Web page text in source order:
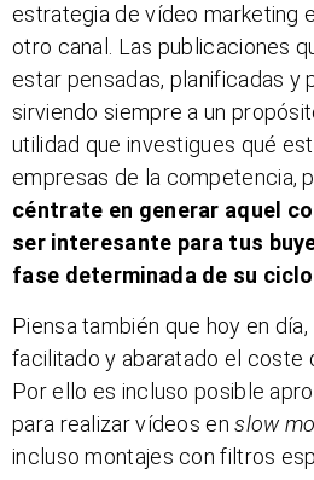
estrategia de vídeo marketing
otro canal. Las publicaciones
estar pensadas, planificadas y
sirviendo siempre a un
utilidad que investigues qué
empresas de la competencia,
céntrate en generar aquel
ser interesante para tus
fase determinada de su
Piensa también que hoy en
facilitado y abaratado el coste
Por ello es incluso posible
para realizar vídeos enslow
incluso montajes con filtros